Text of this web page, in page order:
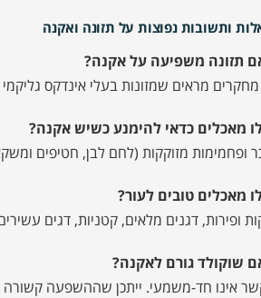
ותשובות נפוצות על תזונה ואקנה
תזונה משפיעה על אקנה?
מחקרים מראים שמזונות בעלי אינדקס
מאכלים כדאי להימנע כשיש אקנה?
ופחמימות מזוקקות (לחם לבן, חטיפים
מאכלים טובים לעור?
ופירות, דגנים מלאים, קטניות, דגים עשירים באומגה-3, ומזונות עשירים
שוקולד גורם לאקנה?
אינו חד-משמעי. ייתכן שההשפעה קשורה